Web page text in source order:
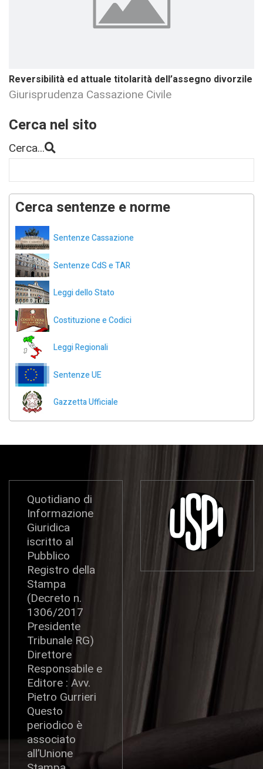
Reversibilità ed attuale titolarità dell’assegno divorzile
Giurisprudenza Cassazione Civile
Cerca nel sito
Cerca...
Cerca sentenze e norme
Sentenze Cassazione
Sentenze CdS e TAR
Leggi dello Stato
Costituzione e Codici
Leggi Regionali
Sentenze UE
Gazzetta Ufficiale
Quotidiano di
Informazione
Giuridica
iscritto al
Pubblico
Registro della
Stampa
(Decreto n.
1306/2017
Presidente
Tribunale RG)
Direttore
Responsabile e
Editore : Avv.
Pietro Gurrieri
Questo
periodico è
associato
all’Unione